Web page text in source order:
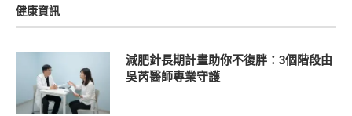
健康資訊
減肥針長期計畫助你不復胖：3個階段由
吳芮醫師專業守護